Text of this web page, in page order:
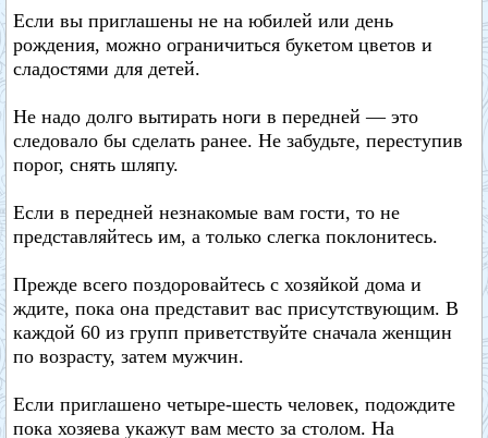
Если вы приглашены не на юбилей или день
рождения, можно ограничиться букетом цветов и
сладостями для детей.
Не надо долго вытирать ноги в передней — это
следовало бы сделать ранее. Не забудьте, переступив
порог, снять шляпу.
Если в передней незнакомые вам гости, то не
представляйтесь им, а только слегка поклонитесь.
Прежде всего поздоровайтесь с хозяйкой дома и
ждите, пока она представит вас присутствующим. В
каждой 60 из групп приветствуйте сначала женщин
по возрасту, затем мужчин.
Если приглашено четыре-шесть человек, подождите
пока хозяева укажут вам место за столом. На